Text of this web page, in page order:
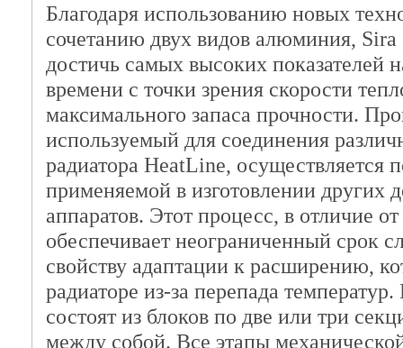
Благодаря использованию новых
сочетанию двух видов алюминия, Sira
достичь самых высоких показателей
времени с точки зрения скорости
максимального запаса прочности.
используемый для соединения
радиатора HeatLine, осуществляется
применяемой в изготовлении других
аппаратов. Этот процесс, в отличие
обеспечивает неограниченный срок
свойству адаптации к расширению,
радиаторе из-за перепада
состоят из блоков по две или три
между собой. Все этапы